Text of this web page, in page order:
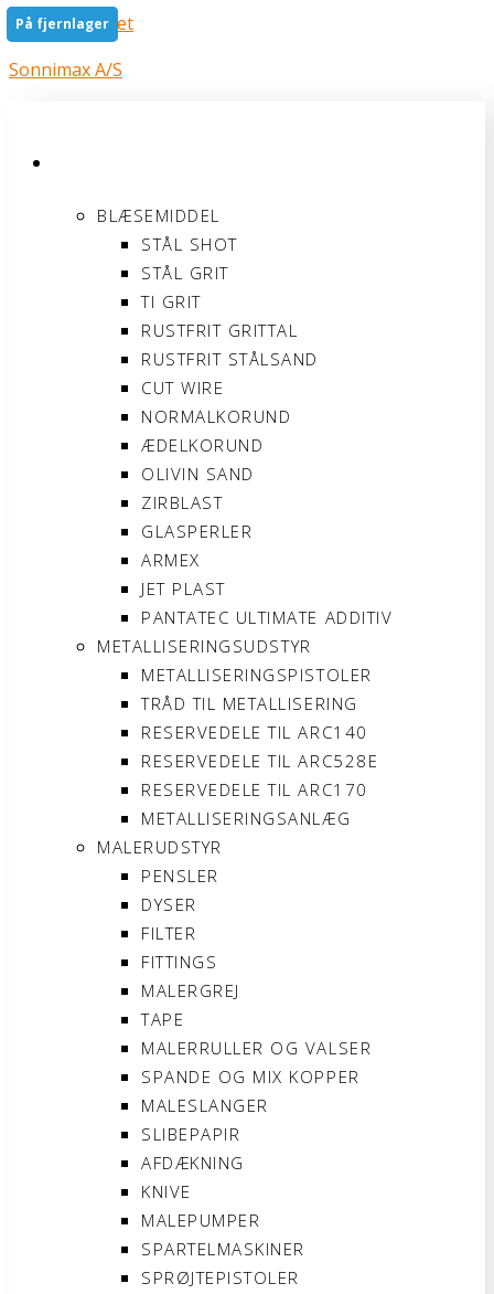
Gå til indholdet
Sonnimax A/S
BLÆSEMIDDEL
STÅL SHOT
STÅL GRIT
TI GRIT
RUSTFRIT GRITTAL
RUSTFRIT STÅLSAND
CUT WIRE
NORMALKORUND
ÆDELKORUND
OLIVIN SAND
ZIRBLAST
GLASPERLER
ARMEX
JET PLAST
PANTATEC ULTIMATE ADDITIV
METALLISERINGSUDSTYR
METALLISERINGSPISTOLER
TRÅD TIL METALLISERING
RESERVEDELE TIL ARC140
RESERVEDELE TIL ARC528E
RESERVEDELE TIL ARC170
METALLISERINGSANLÆG
MALERUDSTYR
PENSLER
DYSER
FILTER
FITTINGS
MALERGREJ
TAPE
MALERRULLER OG VALSER
SPANDE OG MIX KOPPER
MALESLANGER
SLIBEPAPIR
AFDÆKNING
KNIVE
MALEPUMPER
SPARTELMASKINER
SPRØJTEPISTOLER
På fjernlager
På fjernlager